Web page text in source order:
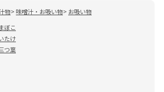
物 味噌汁・お吸い物
お吸い物
ぼこ
たけ
つ葉